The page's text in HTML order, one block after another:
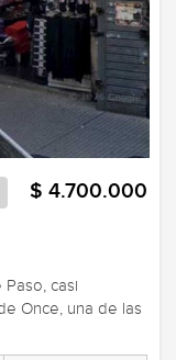
$ 4.700.000
casi
Once, una de las